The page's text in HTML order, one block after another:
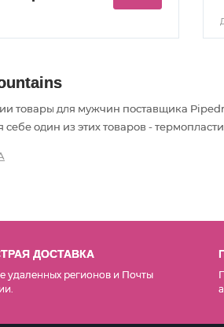
товары для мужчин поставщика
один из этих товаров -
ДОСТАВКА
удаленных регионов и Почты